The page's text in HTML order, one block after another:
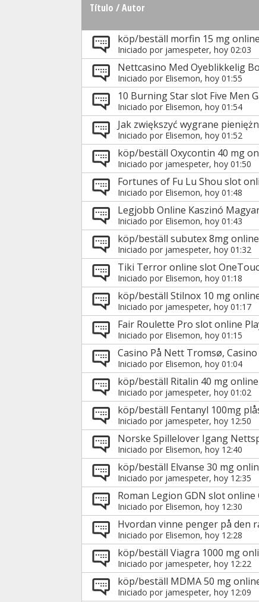
Título /Autor
köp/beställ morfin 15 mg
Iniciado por jamespeter, hoy 02:03
Nettcasino Med Oyeblikkelig
Iniciado por Elisemon, hoy 01:55
10 Burning Star slot Five Men
Iniciado por Elisemon, hoy 01:54
Jak zwiększyć wygrane
Iniciado por Elisemon, hoy 01:52
köp/beställ Oxycontin 40 mg
Iniciado por jamespeter, hoy 01:50
Fortunes of Fu Lu Shou slot
Iniciado por Elisemon, hoy 01:48
Legjobb Online Kaszinó
Iniciado por Elisemon, hoy 01:43
köp/beställ subutex 8mg
Iniciado por jamespeter, hoy 01:32
Tiki Terror online slot
Iniciado por Elisemon, hoy 01:18
köp/beställ Stilnox 10 mg
Iniciado por jamespeter, hoy 01:17
Fair Roulette Pro slot online
Iniciado por Elisemon, hoy 01:15
Casino På Nett Tromsø, Casino
Iniciado por Elisemon, hoy 01:04
köp/beställ Ritalin 40 mg
Iniciado por jamespeter, hoy 01:02
köp/beställ Fentanyl 100mg
Iniciado por jamespeter, hoy 12:50
Norske Spillelover Igang
Iniciado por Elisemon, hoy 12:40
köp/beställ Elvanse 30 mg
Iniciado por jamespeter, hoy 12:35
Roman Legion GDN slot online
Iniciado por Elisemon, hoy 12:30
Hvordan vinne penger på den
Iniciado por Elisemon, hoy 12:28
köp/beställ Viagra 1000 mg
Iniciado por jamespeter, hoy 12:22
köp/beställ MDMA 50 mg
Iniciado por jamespeter, hoy 12:09